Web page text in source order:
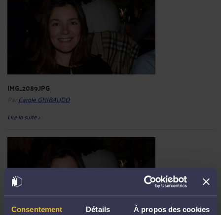
Consentement Détails À propos des cookies
IMG_2089.JPG
Par Carole GHIBAUDO
Lire la suite >